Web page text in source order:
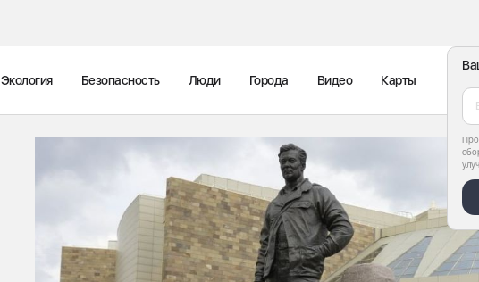
Экология Безопасность Люди Города Видео Карты